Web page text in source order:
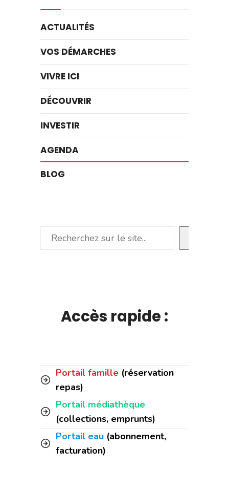
ACTUALITÉS
VOS DÉMARCHES
VIVRE ICI
DÉCOUVRIR
INVESTIR
AGENDA
BLOG
Rechercher
Accès rapide :
Portail famille (réservation
repas)
Portail médiathèque
(collections, emprunts)
Portail eau (abonnement,
facturation)